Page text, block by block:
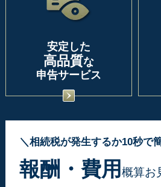
安定した
高品質な
申告サービス
＼相続税が発生するか10秒で
報酬・費用 概算お